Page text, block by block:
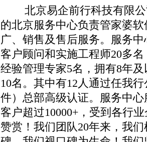
北京易企前行科技有限公
的北京服务中心负责管家婆
广、销售及售后服务。服务
客户顾问和实施工程师20多
经验管理专家5名，拥有8年
10名。其中有12人通过任我
件）总部高级认证。服务中
客户超过10000+，受到各行
赞赏！我们团队20年来，我